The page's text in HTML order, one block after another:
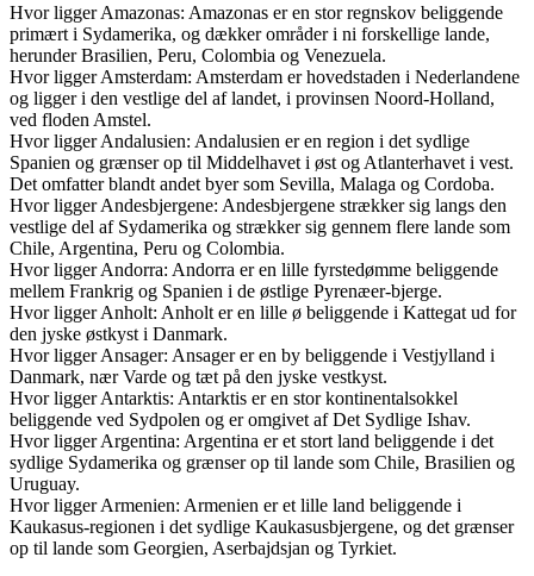
Hvor ligger Amazonas: Amazonas er en stor regnskov beliggende
primært i Sydamerika, og dækker områder i ni forskellige lande,
herunder Brasilien, Peru, Colombia og Venezuela.
Hvor ligger Amsterdam: Amsterdam er hovedstaden i Nederlandene
og ligger i den vestlige del af landet, i provinsen Noord-Holland,
ved floden Amstel.
Hvor ligger Andalusien: Andalusien er en region i det sydlige
Spanien og grænser op til Middelhavet i øst og Atlanterhavet i vest.
Det omfatter blandt andet byer som Sevilla, Malaga og Cordoba.
Hvor ligger Andesbjergene: Andesbjergene strækker sig langs den
vestlige del af Sydamerika og strækker sig gennem flere lande som
Chile, Argentina, Peru og Colombia.
Hvor ligger Andorra: Andorra er en lille fyrstedømme beliggende
mellem Frankrig og Spanien i de østlige Pyrenæer-bjerge.
Hvor ligger Anholt: Anholt er en lille ø beliggende i Kattegat ud for
den jyske østkyst i Danmark.
Hvor ligger Ansager: Ansager er en by beliggende i Vestjylland i
Danmark, nær Varde og tæt på den jyske vestkyst.
Hvor ligger Antarktis: Antarktis er en stor kontinentalsokkel
beliggende ved Sydpolen og er omgivet af Det Sydlige Ishav.
Hvor ligger Argentina: Argentina er et stort land beliggende i det
sydlige Sydamerika og grænser op til lande som Chile, Brasilien og
Uruguay.
Hvor ligger Armenien: Armenien er et lille land beliggende i
Kaukasus-regionen i det sydlige Kaukasusbjergene, og det grænser
op til lande som Georgien, Aserbajdsjan og Tyrkiet.